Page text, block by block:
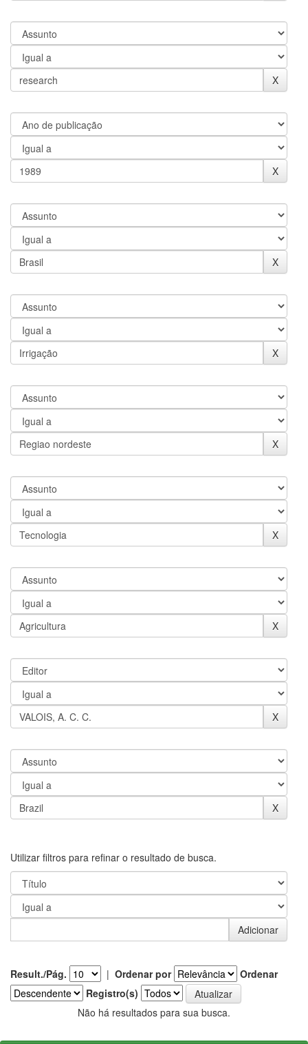
Utilizar filtros para refinar o resultado de busca.
Result./Pág. | Ordenar por
Ordenar
Registro(s)
Não há resultados para sua busca.